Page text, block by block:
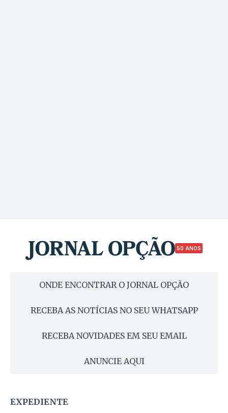
50 ANOS
ONDE ENCONTRAR O JORNAL OPÇÃO
RECEBA AS NOTÍCIAS NO SEU WHATSAPP
RECEBA NOVIDADES EM SEU EMAIL
ANUNCIE AQUI
EXPEDIENTE